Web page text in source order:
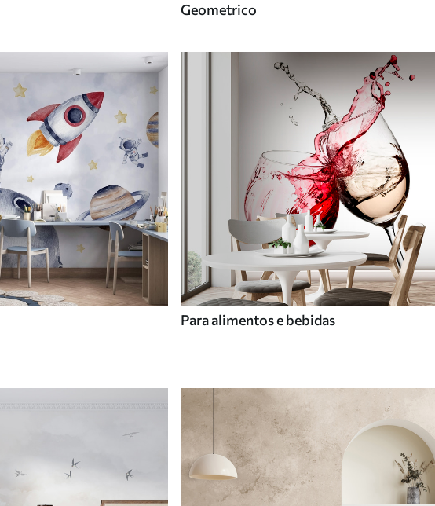
Geometrico
Para alimentos e bebidas